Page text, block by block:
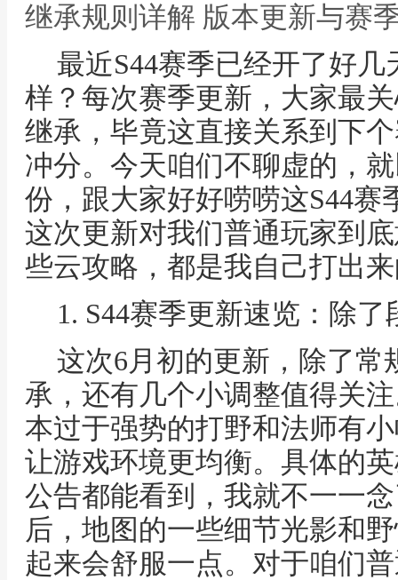
继承规则详解 版本更新与赛
最近S44赛季已经开了好
样？每次赛季更新，大家最
继承，毕竟这直接关系到下
冲分。今天咱们不聊虚的，
份，跟大家好好唠唠这S44
这次更新对我们普通玩家到
些云攻略，都是我自己打出
1. S44赛季更新速览：除
这次6月初的更新，除了常
承，还有几个小调整值得关
本过于强势的打野和法师有
让游戏环境更均衡。具体的
公告都能看到，我就不一一
后，地图的一些细节光影和
起来会舒服一点。对于咱们